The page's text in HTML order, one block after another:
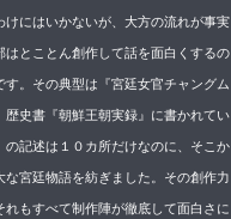
けにはいかないが、大方の流れが事実
はとことん創作して話を面白くするの
す。その典型は『宮廷女官チャングム
歴史書『朝鮮王朝実録』に書かれてい
の記述は１０カ所だけなのに、そこか
な宮廷物語を紡ぎました。その創作力
れもすべて制作陣が徹底して面白さに